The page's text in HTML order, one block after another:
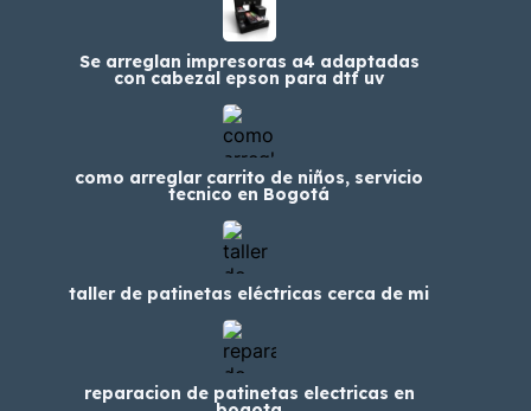
Se arreglan impresoras a4 adaptadas
con cabezal epson para dtf uv
como arreglar carrito de niños, servicio
tecnico en Bogotá
taller de patinetas eléctricas cerca de mi
reparacion de patinetas electricas en